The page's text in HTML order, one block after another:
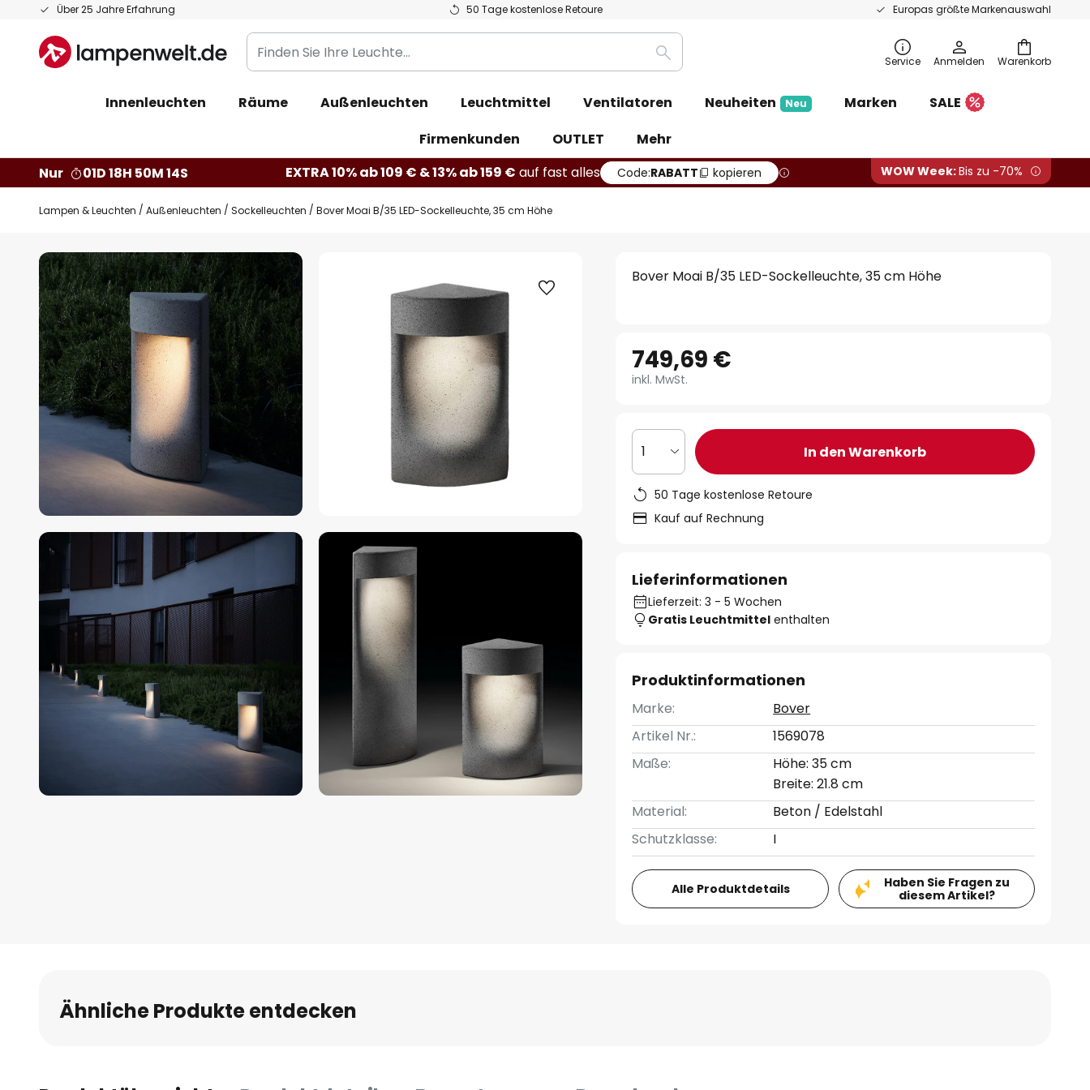
Über 25 Jahre Erfahrung 50 Tage kostenlose Retoure Europas größte Markenauswahl
Zum
springen
Warenkorb
Finden
Sie
Leuchte...
Suche Service Anmelden
Innenleuchten Räume Außenleuchten Leuchtmittel Ventilatoren Neuheiten Neu Marken
SALE
Firmenkunden
OUTLET
Mehr
Nur
01D 18H 50M 13S EXTRA 10% ab 109 € & 13% ab 159 € auf fast alles Code:RABATT kopieren WOW Week:Bis zu -70%
Lampen & Leuchten Außenleuchten Sockelleuchten Bover Moai B/35 LED-Sockelleuchte, 35 cm Höhe
Zum
Ende
der
Bildgalerie
springen
Bover Moai B/35 LED-Sockelleuchte, 35 cm Höhe
749,69 €
inkl. MwSt.
1 In den Warenkorb
50 Tage kostenlose Retoure
Kauf auf Rechnung
Lieferinformationen
Lieferzeit: 3 - 5 Wochen
Gratis Leuchtmittel enthalten
Produktinformationen
Marke:
Bover
Artikel Nr.:
1569078
Maße:
Höhe: 35 cm
Breite: 21.8 cm
Material:
Beton / Edelstahl
Schutzklasse:
I
Alle Produktdetails
Haben Sie Fragen zu
diesem Artikel?
Ähnliche Produkte entdecken